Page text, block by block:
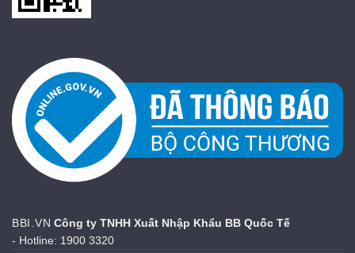
BBI.VN Công ty TNHH Xuất Nhập Khẩu BB Quốc Tế
- Hotline: 1900 3320